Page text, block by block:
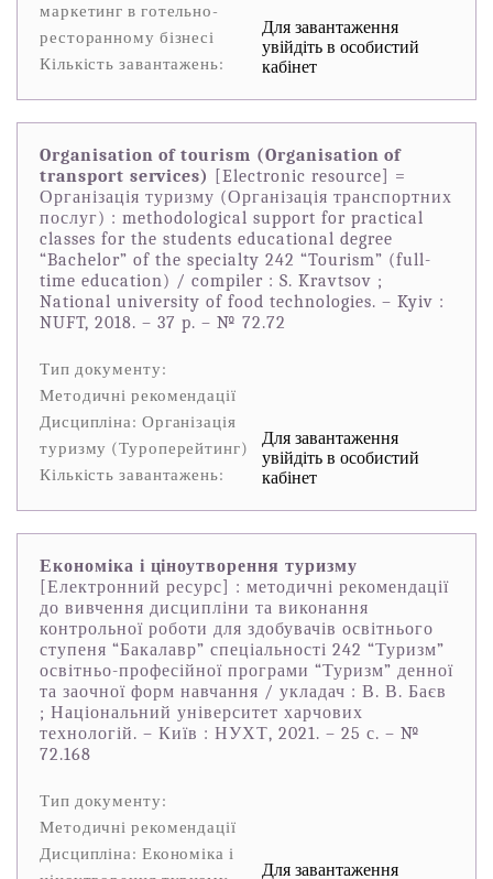
маркетинг в готельно-
ресторанному бізнесі
Кількість завантажень:
Для завантаження
увійдіть в особистий
кабінет
Organisation of tourism (Organisation of
transport services)
[Electronic resource] =
Організація туризму (Організація транспортних
послуг) : methodological support for practical
classes for the students educational degree
“Bachelor” of the specialty 242 “Tourism” (full-
time education) / compiler : S. Kravtsov ;
National university of food technologies. – Kyiv :
NUFT, 2018. – 37 p. – № 72.72
Тип документу:
Методичні рекомендації
Дисципліна: Організація
туризму (Туроперейтинг)
Кількість завантажень:
Для завантаження
увійдіть в особистий
кабінет
Економіка і ціноутворення туризму
[Електронний ресурс] : методичні рекомендації
до вивчення дисципліни та виконання
контрольної роботи для здобувачів освітнього
ступеня “Бакалавр” спеціальності 242 “Туризм”
освітньо-професійної програми “Туризм” денної
та заочної форм навчання / укладач : В. В. Баєв
; Національний університет харчових
технологій. – Київ : НУХТ, 2021. – 25 с. – №
72.168
Тип документу:
Методичні рекомендації
Дисципліна: Економіка і
Для завантаження